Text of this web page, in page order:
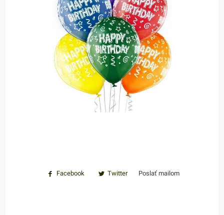
Facebook Twitter Poslať mailom